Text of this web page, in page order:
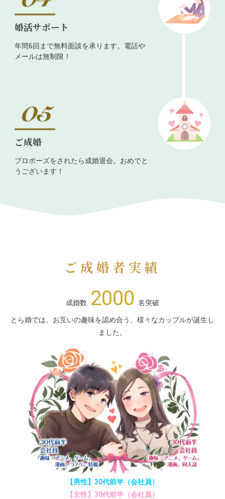
婚活サポート
年間6回まで無料面談を承ります。電話や
メールは無制限！
ご成婚
プロポーズをされたら成婚退会。おめでと
うございます！
ご成婚者実績
成婚数 2000 名突破
とら婚では、お互いの趣味を認め合う、様々なカップルが誕生し
ました。
【男性】30代前半（会社員）
【女性】30代前半（会社員）